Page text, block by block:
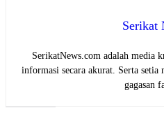
Serikat
SerikatNews.com adalah media
informasi secara akurat. Serta
gagasan